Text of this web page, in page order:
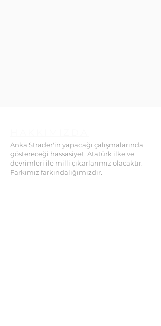
Anka Strader'in yapacağı çalışmalarında
göstereceği hassasiyet, Atatürk ilke ve
devrimleri ile milli çıkarlarımız olacaktır.
Farkımız farkındalığımızdır.